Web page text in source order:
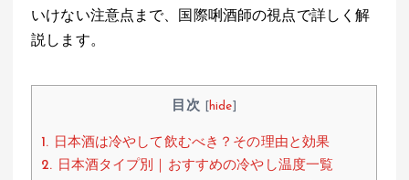
いけない注意点まで、国際唎酒師の視点で詳しく解
説します。
目次 hide
1. 日本酒は冷やして飲むべき？その理由と効果
2. 日本酒タイプ別｜おすすめの冷やし温度一覧